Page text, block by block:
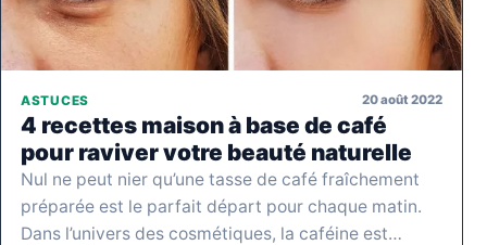
ASTUCES 20 août 2022
4 recettes maison à base de café
pour raviver votre beauté naturelle
Nul ne peut nier qu’une tasse de café fraîchement
préparée est le parfait départ pour chaque matin.
Dans l’univers des cosmétiques, la caféine est…